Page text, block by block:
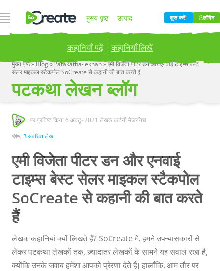
नेविगेशन खोलें मुख्य पृष्ठ उत्पाद
मूल्य निर्धारण ब्लॉग कंपनी
शुरू करें! लॉगिन
कहानियाँ पढ़ें कहानियाँ लिखें
Publish your stories to a global audience.
now!
मुख्य पृष्ठ»Blog»Patakatha-lekhan»एमी विजेता पीटर डन और एनवाई टाइम्स बेस्ट
सेलर माइकल स्टैकपोल SoCreate से कहानी की बात करते हैं
पटकथा लेखन ब्लॉग
पर प्रविष्ट किया6 अक्टू॰ 2021 लेखक कर्टनी मेजरनिच
3 संबंधित लेख
एमी विजेता पीटर डन और एनवाई
टाइम्स बेस्ट सेलर माइकल स्टैकपोल
SoCreate से कहानी की बात करते
हैं
लेखक कहानियां क्यों लिखते हैं? SoCreate में, हमने उपन्यासकारों से
लेकर पटकथा लेखकों तक, ज़्यादातर लेखकों के सामने यह सवाल रखा है,
क्योंकि उनके जवाब हमेशा आपको प्रेरणा देते हैं। हालाँकि, आम तौर पर